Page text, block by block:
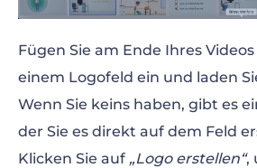
Fügen Sie am Ende Ihres
einem Logofeld ein und laden
Wenn Sie keins haben, gibt es
der Sie es direkt auf dem Feld
Klicken Sie auf „Logo erstellen“,